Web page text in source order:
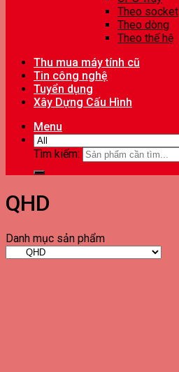
Theo socket
Theo dòng
Theo thế hệ
Thu mua máy tính cũ
Tin công nghệ
Tuyển dụng
Xây Dựng Cấu Hình
Menu
Tìm kiếm:
QHD
Danh mục sản phẩm